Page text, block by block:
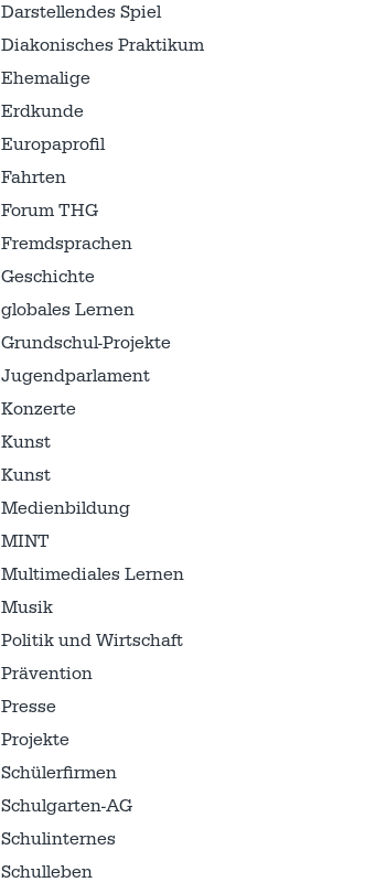
Darstellendes Spiel
Diakonisches Praktikum
Ehemalige
Erdkunde
Europaprofil
Fahrten
Forum THG
Fremdsprachen
Geschichte
globales Lernen
Grundschul-Projekte
Jugendparlament
Konzerte
Kunst
Kunst
Medienbildung
MINT
Multimediales Lernen
Musik
Politik und Wirtschaft
Prävention
Presse
Projekte
Schülerfirmen
Schulgarten-AG
Schulinternes
Schulleben